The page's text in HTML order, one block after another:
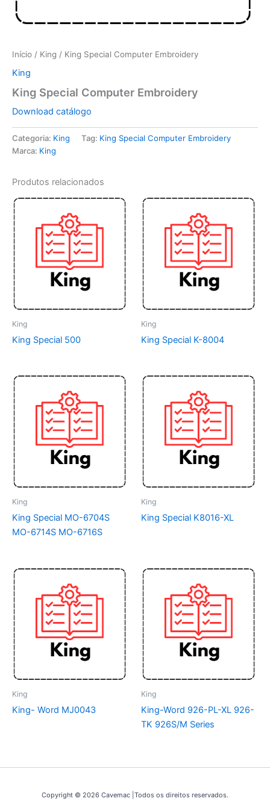
Início / King / King Special Computer Embroidery
King
King Special Computer Embroidery
Download catálogo
Categoria: King Tag: King Special Computer Embroidery
Marca: King
Produtos relacionados
King
King Special 500
King
King Special K-8004
King
King Special MO-6704S
MO-6714S MO-6716S
King
King Special K8016-XL
King
King- Word MJ0043
King
King-Word 926-PL-XL 926-
TK 926S/M Series
Copyright © 2026 Cavemac |Todos os direitos reservados.